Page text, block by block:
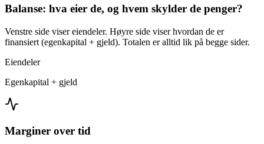
Balanse: hva eier de, og hvem skylder de penger?
Venstre side viser eiendeler. Høyre side viser hvordan de er
finansiert (egenkapital + gjeld). Totalen er alltid lik på begge sider.
Eiendeler
Egenkapital + gjeld
Marginer over tid